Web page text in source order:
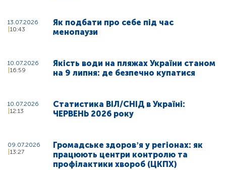
13.07.2026
10:43
Як подбати про себе під час
менопаузи
10.07.2026
16:59
Якість води на пляжах України станом
на 9 липня: де безпечно купатися
10.07.2026
12:13
Статистика ВІЛ/СНІД в Україні:
ЧЕРВЕНЬ 2026 року
09.07.2026
13:27
Громадське здоровʼя у регіонах: як
працюють центри контролю та
профілактики хвороб (ЦКПХ)